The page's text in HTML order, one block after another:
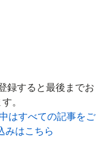
録すると最後までお
。
はすべての記事をご
みはこちら